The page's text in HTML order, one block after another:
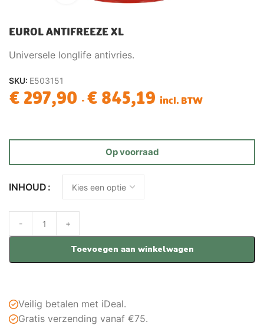
EUROL ANTIFREEZE XL
Universele longlife antivries.
SKU: E503151
€ 297,90 - € 845,19 incl. BTW
Op voorraad
INHOUD
Toevoegen aan winkelwagen
Veilig betalen met iDeal.
Gratis verzending vanaf €75.